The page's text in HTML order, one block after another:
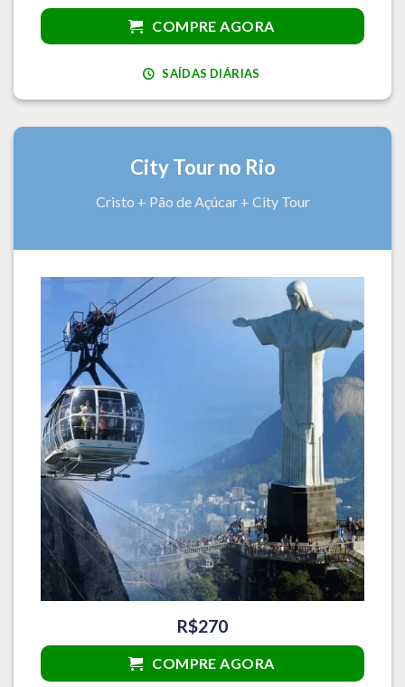
COMPRE AGORA
SAÍDAS DIÁRIAS
City Tour no Rio
Cristo + Pão de Açúcar + City Tour
R$270
COMPRE AGORA